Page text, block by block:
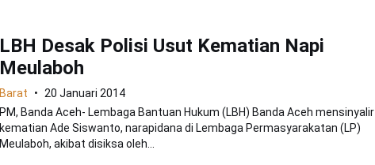
LBH Desak Polisi Usut Kematian Napi
Meulaboh
Barat
20 Januari 2014
PM, Banda Aceh- Lembaga Bantuan Hukum (LBH) Banda Aceh mensinyalir
kematian Ade Siswanto, narapidana di Lembaga Permasyarakatan (LP)
Meulaboh, akibat disiksa oleh...